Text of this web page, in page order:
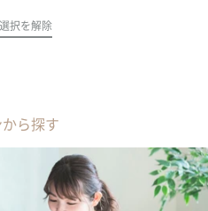
択を解除
ら探す